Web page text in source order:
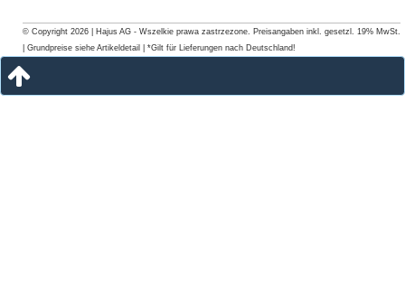
© Copyright 2026 | Hajus AG - Wszelkie prawa zastrzezone. Preisangaben inkl. gesetzl. 19% MwSt.
| Grundpreise siehe Artikeldetail | *Gilt für Lieferungen nach Deutschland!